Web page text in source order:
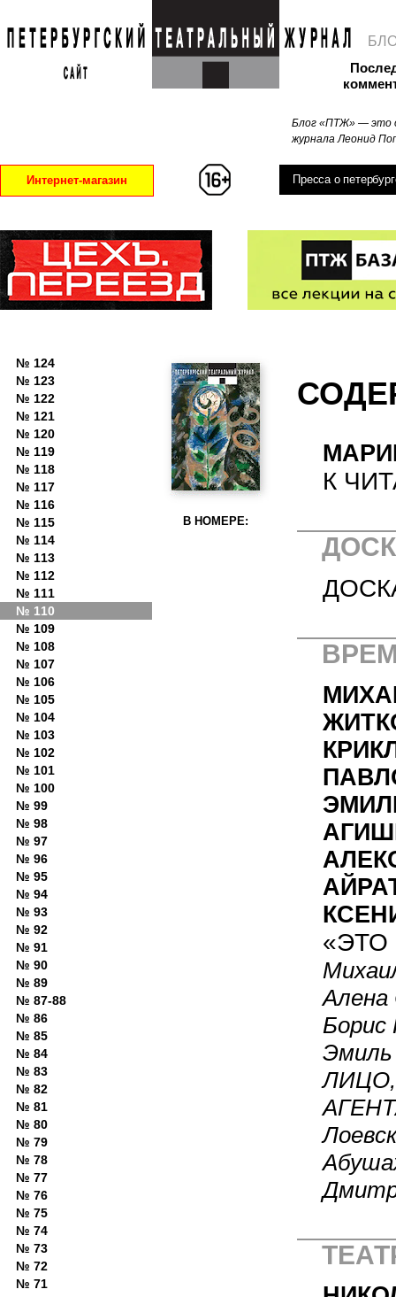
Блог «ПТЖ» — это
журнала Леонид
Интернет-магазин Пресса о
В НОМЕРЕ:
К
Алена
Борис
№ 124
№ 123
№ 122
№ 121
№ 120
№ 119
№ 118
№ 117
№ 116
№ 115
№ 114
№ 113
№ 112
№ 111
№ 110
№ 109
№ 108
№ 107
№ 106
№ 105
№ 104
№ 103
№ 102
№ 101
№ 100
№ 99
№ 98
№ 97
№ 96
№ 95
№ 94
№ 93
№ 92
№ 91
№ 90
№ 89
№ 87-88
№ 86
№ 85
№ 84
№ 83
№ 82
№ 81
№ 80
№ 79
№ 78
№ 77
№ 76
№ 75
№ 74
№ 73
№ 72
№ 71